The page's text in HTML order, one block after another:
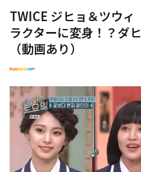
TWICE ジヒョ＆ツウ
ラクターに変身！？ダ
（動画あり）